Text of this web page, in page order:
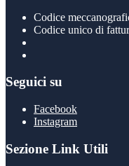
Codice
Codice unico di
Seguici su
Facebook
Instagram
Sezione Link Utili